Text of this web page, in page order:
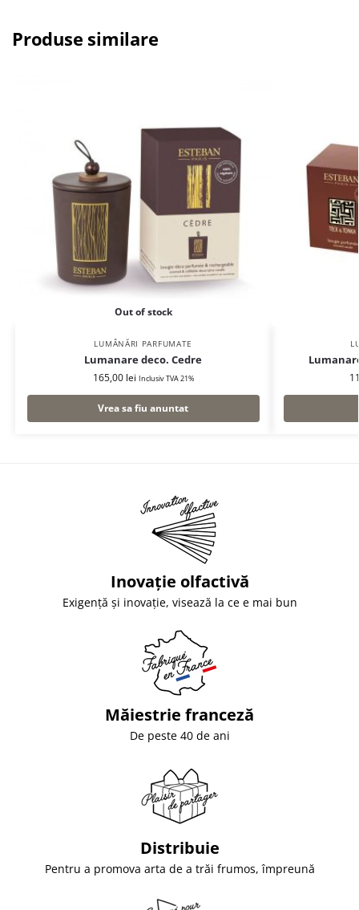
Produse similare
Out of stock
LUMÂNĂRI PARFUMATE
Lumanare deco. Cedre
165,00 lei Inclusiv TVA 21%
Vrea sa fiu anuntat
Inovație olfactivă
Exigență și inovație, visează la ce e mai bun
Măiestrie franceză
De peste 40 de ani
Distribuie
Pentru a promova arta de a trăi frumos, împreună